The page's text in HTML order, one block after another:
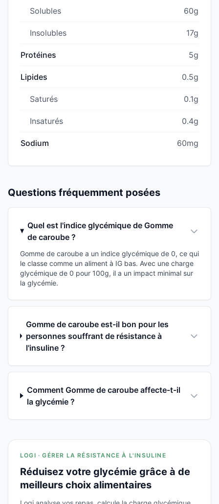
Solubles 60g
Insolubles 17g
Protéines 5g
Lipides 0.5g
Saturés 0.1g
Insaturés 0.4g
Sodium 60mg
Questions fréquemment posées
Quel est l'indice glycémique de Gomme
de caroube ?
Gomme de caroube a un indice glycémique de 0, ce qui
le classe comme un aliment à IG bas. Avec une charge
glycémique de 0 pour 100g, il a un impact minimal sur
la glycémie.
Gomme de caroube est-il bon pour les
personnes souffrant de résistance à
l'insuline ?
Comment Gomme de caroube affecte-t-il
la glycémie ?
LOGI · GÉRER LA RÉSISTANCE À L'INSULINE
Réduisez votre glycémie grâce à de
meilleurs choix alimentaires